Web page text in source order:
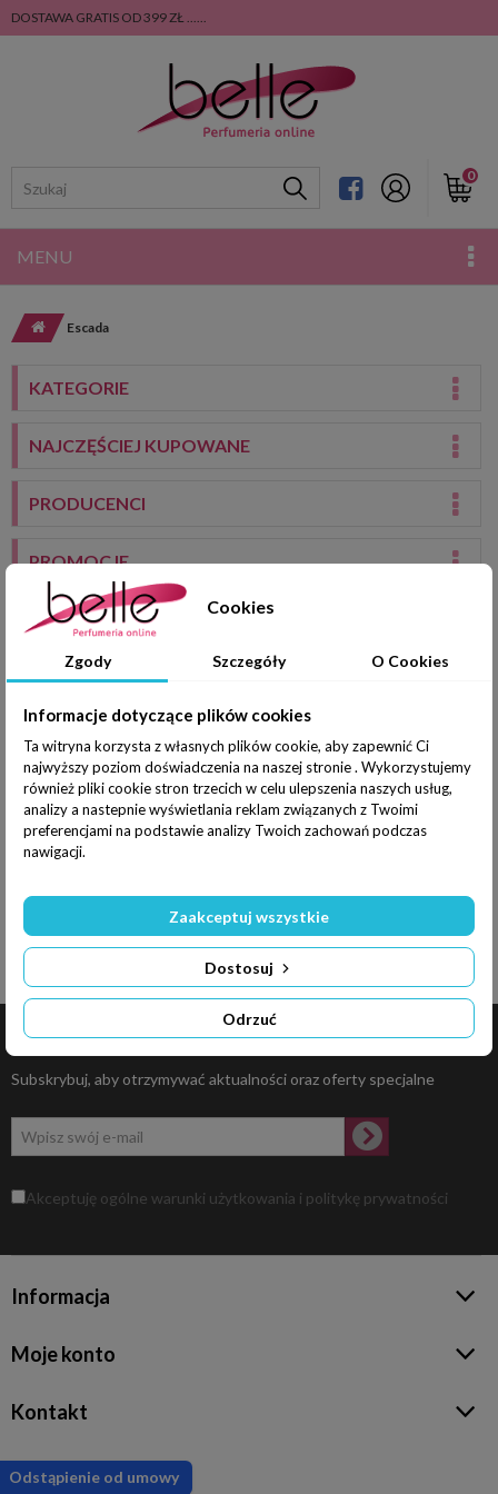
DOSTAWA GRATIS OD 399 ZŁ ......
0
MENU
Escada
KATEGORIE
NAJCZĘŚCIEJ KUPOWANE
PRODUCENCI
PROMOCJE
DOSTAWCY
TAGI
Lista produktów
producenta: Escada
Chwilowo brak produktów tego producenta w naszym
sklepie.
Newsletter
Subskrybuj, aby otrzymywać aktualności oraz oferty specjalne
Akceptuję ogólne warunki użytkowania i politykę prywatności
Informacja
Moje konto
Kontakt
Cookies
Zgody Szczegóły O Cookies
Informacje dotyczące plików cookies
Ta witryna korzysta z własnych plików cookie, aby zapewnić Ci
najwyższy poziom doświadczenia na naszej stronie . Wykorzystujemy
również pliki cookie stron trzecich w celu ulepszenia naszych usług,
analizy a nastepnie wyświetlania reklam związanych z Twoimi
preferencjami na podstawie analizy Twoich zachowań podczas
nawigacji.
Odrzuć
Dostosuj
Zaakceptuj wszystkie
Odstąpienie od umowy